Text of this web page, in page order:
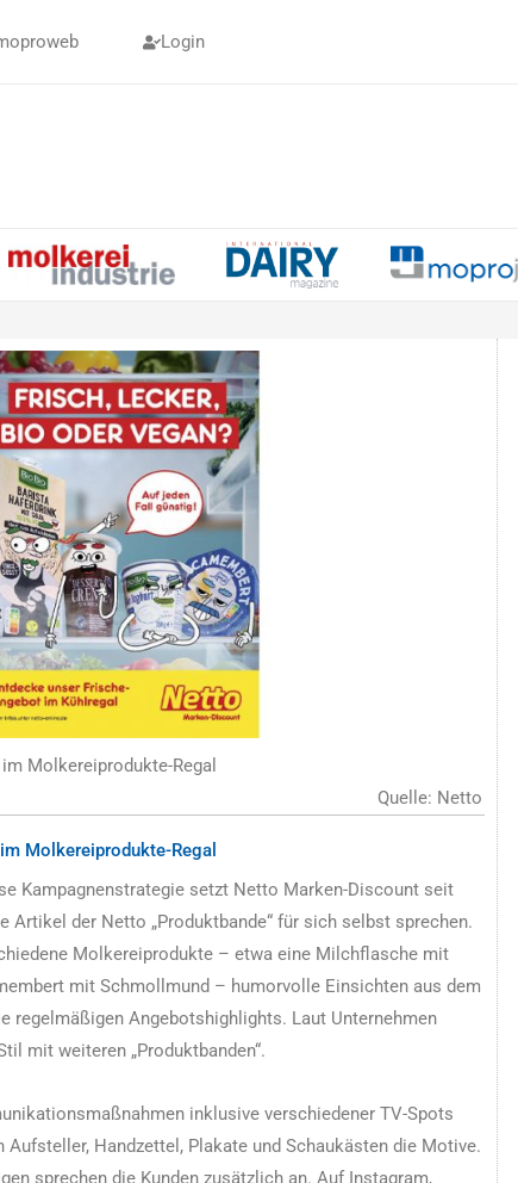
Login
Molkereiprodukte-Regal
Quelle: Netto
Molkereiprodukte-Regal
Kampagnenstrategie setzt Netto Marken-Discount seit
Artikel der Netto „Produktbande“ für sich selbst sprechen.
Molkereiprodukte – etwa eine Milchflasche mit
mit Schmollmund – humorvolle Einsichten aus dem
regelmäßigen Angebotshighlights. Laut Unternehmen
mit weiteren „Produktbanden“.
inklusive verschiedener TV-Spots
Aufsteller, Handzettel, Plakate und Schaukästen die Motive.
sprechen die Kunden zusätzlich an. Auf Instagram,